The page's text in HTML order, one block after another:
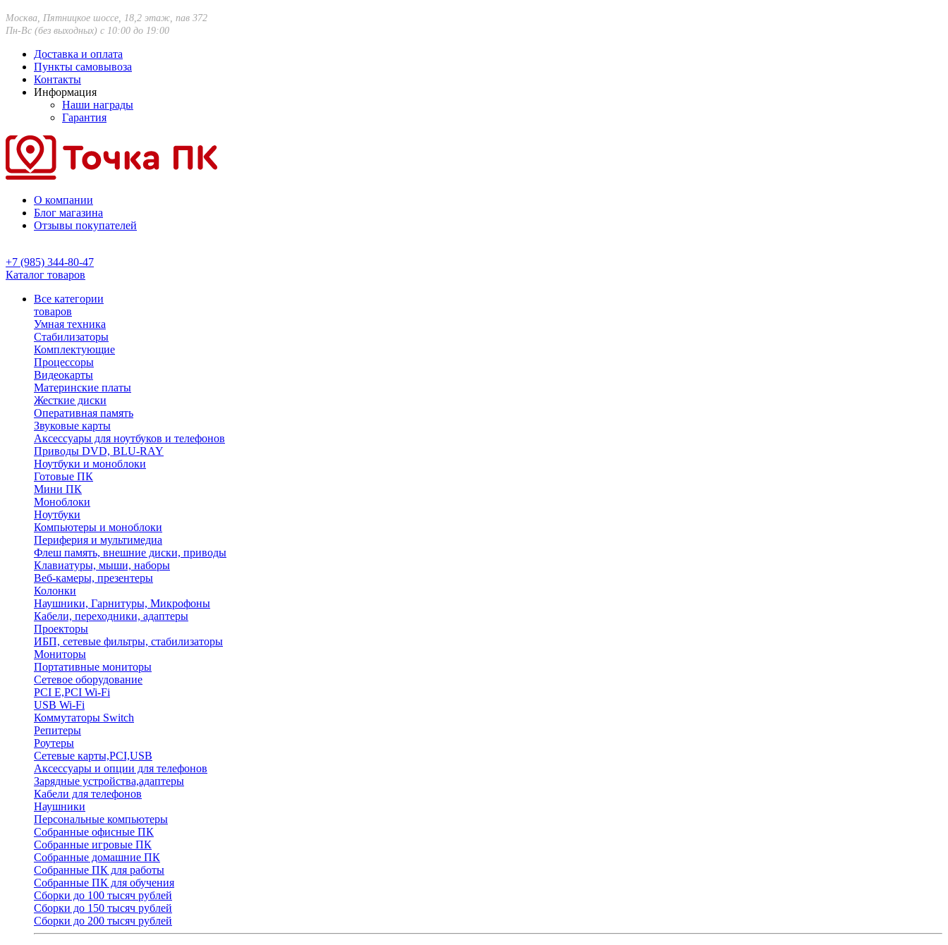
Москва, Пятницкое шоссе, 18,2 этаж, пав 372
Пн-Вс (без выходных) с 10:00 до 19:00
Доставка и оплата
Пункты самовывоза
Контакты
Информация
Наши награды
Гарантия
О компании
Блог магазина
Отзывы покупателей
+7 (985) 344-80-47
Каталог товаров
Все категории
товаров
Умная техника
Стабилизаторы
Комплектующие
Процессоры
Видеокарты
Материнские платы
Жесткие диски
Оперативная память
Звуковые карты
Аксессуары для ноутбуков и телефонов
Приводы DVD, BLU-RAY
Ноутбуки и моноблоки
Готовые ПК
Мини ПК
Моноблоки
Ноутбуки
Компьютеры и моноблоки
Периферия и мультимедиа
Флеш память, внешние диски, приводы
Клавиатуры, мыши, наборы
Веб-камеры, презентеры
Колонки
Наушники, Гарнитуры, Микрофоны
Кабели, переходники, адаптеры
Проекторы
ИБП, сетевые фильтры, стабилизаторы
Мониторы
Портативные мониторы
Сетевое оборудование
PCI E,PCI Wi-Fi
USB Wi-Fi
Коммутаторы Switch
Репитеры
Роутеры
Сетевые карты,PCI,USB
Аксессуары и опции для телефонов
Зарядные устройства,адаптеры
Кабели для телефонов
Наушники
Персональные компьютеры
Собранные офисные ПК
Собранные игровые ПК
Собранные домашние ПК
Собранные ПК для работы
Собранные ПК для обучения
Сборки до 100 тысяч рублей
Сборки до 150 тысяч рублей
Сборки до 200 тысяч рублей